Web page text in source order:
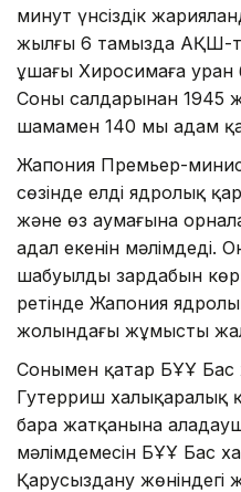
минут үнсіздік
жылғы 6 тамызда АҚШ-
ұшағы Хиросимаға уран
Соның салдарынан 1945
шамамен 140 мың адам
Жапония Премьер-
сөзінде елдің ядролық
және өз аумағына
адал екенін мәлімдеді.
шабуылдың зардабын
ретінде Жапония
жолындағы жұмысты
Сонымен қатар БҰҰ
Гутерриш халықаралық
бара жатқанына
мәлімдемесін БҰҰ Бас
Қарусыздану жөніндегі